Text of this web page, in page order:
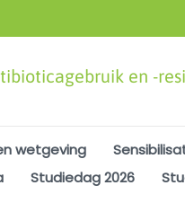
en -
wetgeving
Studiedag 2026